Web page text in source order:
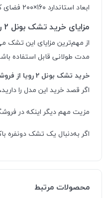
ابعاد استاندارد 16۰×۲۰۰ فضای کافی برای استراحت دونفر را فراهم می‌کند.
مزایای خرید تشک بونل 2 رویا
از مهم‌ترین مزایای این تشک
مدت طولانی قابل استفاده
خرید تشک بونل 2 رویا از فروشگاه بالیشما
اگر قصد خرید این مدل را
مزیت مهم دیگر اینکه در فروشگاه بالیشما امکان خرید قسطی تشک
اگر به‌دنبال یک تشک دونفره باکیفیت، اقتصادی و بادوام هستید، تشک
محصولات مرتبط